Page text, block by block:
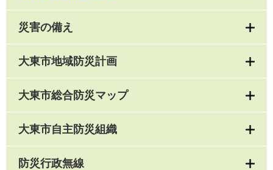
災害の備え
大東市地域防災計画
大東市総合防災マップ
大東市自主防災組織
防災行政無線